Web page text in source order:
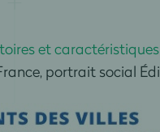
et
portrait social